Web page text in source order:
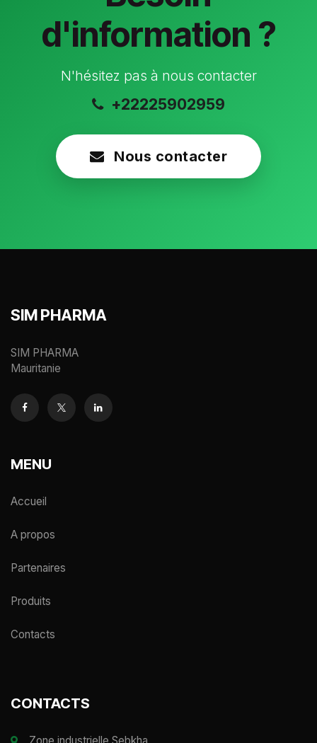
d'information ?
N'hésitez pas à nous contacter
+22225902959
Nous contacter
SIM PHARMA
SIM PHARMA
Mauritanie
MENU
Accueil
A propos
Partenaires
Produits
Contacts
CONTACTS